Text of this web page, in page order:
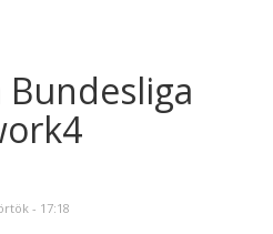
- 17:18